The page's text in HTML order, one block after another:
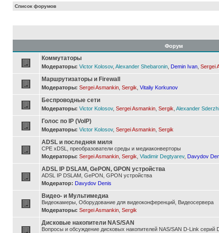
Список форумов
Форум
Коммутаторы
Модераторы: Victor Kolosov, Alexander Shebaronin Demin Ivan Sergei
Маршрутизаторы и Firewall
Модераторы: Sergei Asmankin Sergik Vitaliy Korkunov
Беспроводные сети
Модераторы: Victor Kolosov, Sergei Asmankin Sergik Alexander
Голос по IP (VoIP)
Модераторы: Victor Kolosov, Sergei Asmankin Sergik
ADSL и последняя миля
CPE xDSL, преобразователи среды и медиаконверторы
Модераторы: Sergei Asmankin Sergik Vladimir Degtyarev, Davydov
ADSL IP DSLAM, GePON, GPON устройства
ADSL IP DSLAM, GePON, GPON устройства
Модератор: Davydov Denis
Видео- и Мультимедиа
Видеокамеры, Оборудование для видеоконференций, Видеосервера
Модераторы: Sergei Asmankin Sergik
Дисковые накопители NAS/SAN
Вопросы и обсуждение дисковых накопителей NAS/SAN D-Link серий